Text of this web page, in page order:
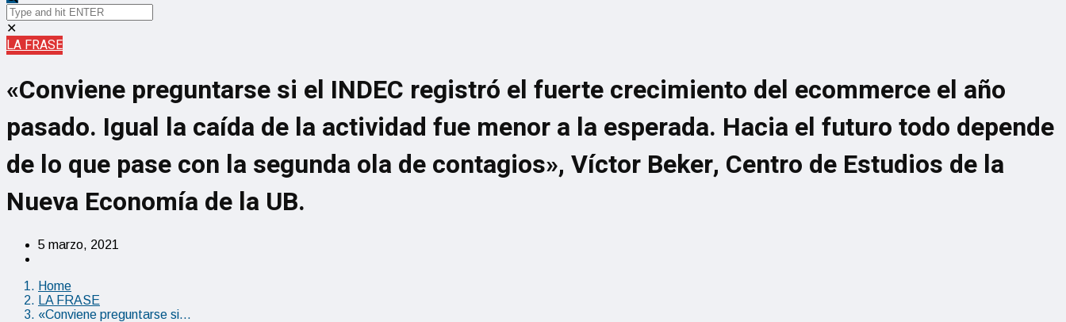
✕
LA FRASE
«Conviene preguntarse si el INDEC registró el fuerte crecimiento del ecommerce el año
pasado. Igual la caída de la actividad fue menor a la esperada. Hacia el futuro todo depende
de lo que pase con la segunda ola de contagios», Víctor Beker, Centro de Estudios de la
Nueva Economía de la UB.
5 marzo, 2021
Home
LA FRASE
«Conviene preguntarse si…